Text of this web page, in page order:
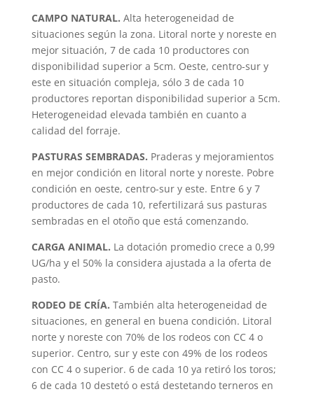
CAMPO NATURAL. Alta heterogeneidad de
situaciones según la zona. Litoral norte y noreste en
mejor situación, 7 de cada 10 productores con
disponibilidad superior a 5cm. Oeste, centro-sur y
este en situación compleja, sólo 3 de cada 10
productores reportan disponibilidad superior a 5cm.
Heterogeneidad elevada también en cuanto a
calidad del forraje.
PASTURAS SEMBRADAS. Praderas y mejoramientos
en mejor condición en litoral norte y noreste. Pobre
condición en oeste, centro-sur y este. Entre 6 y 7
productores de cada 10, refertilizará sus pasturas
sembradas en el otoño que está comenzando.
CARGA ANIMAL. La dotación promedio crece a 0,99
UG/ha y el 50% la considera ajustada a la oferta de
pasto.
RODEO DE CRÍA. También alta heterogeneidad de
situaciones, en general en buena condición. Litoral
norte y noreste con 70% de los rodeos con CC 4 o
superior. Centro, sur y este con 49% de los rodeos
con CC 4 o superior. 6 de cada 10 ya retiró los toros;
6 de cada 10 destetó o está destetando terneros en